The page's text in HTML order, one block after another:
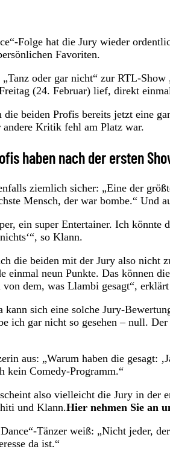
Folge hat die Jury wieder
Favoriten.
„Tanz oder gar nicht“ zur RTL-
(24. Februar) lief, direkt
beiden Profis bereits jetzt eine
Kritik fehl am Platz war.
haben nach der ersten
ziemlich sicher: „Eine der
Mensch, der war bombe.“ Und
ein super Entertainer. Ich könnte
so Klann.
die beiden mit der Jury also nicht
einmal neun Punkte. Das können
von dem, was Llambi gesagt“,
kann sich eine solche Jury-
ich gar nicht so gesehen – null.
aus: „Warum haben die gesagt:
kein Comedy-Programm.“
also vielleicht die Jury in der
und Klann.Hier nehmen Sie an
Tänzer weiß: „Nicht jeder,
da ist.“